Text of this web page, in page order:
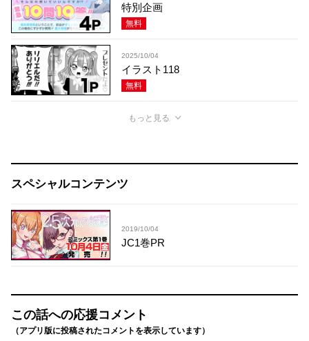
特別企画
無料
2025/10/04
イラスト118
無料
もっと見る
スペシャルコンテンツ
2019/10/04
JC1巻PR
この話への応援コメント
（アプリ版に投稿されたコメントを表示しています）